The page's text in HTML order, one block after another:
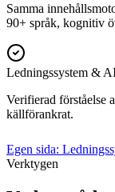
Samma
90+ språk, kognitiv
Ledningssystem &
Verifierad förståelse
källförankrat.
Egen sida:
Verktygen